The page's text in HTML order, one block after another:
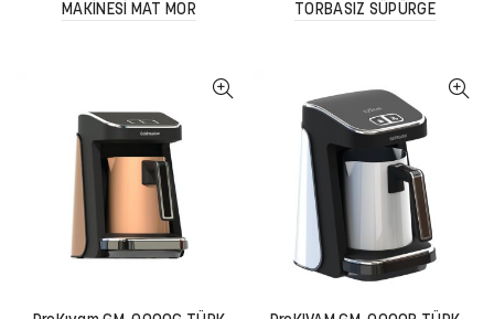
MAKİNESİ MAT MOR
TORBASIZ SÜPÜRGE